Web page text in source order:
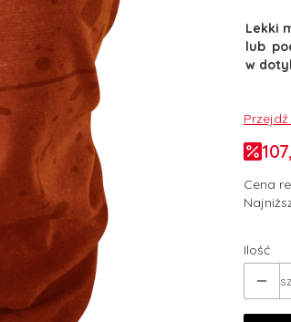
Lekki
lub
w
Cena
Ilość